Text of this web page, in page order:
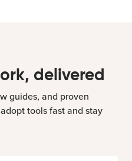
delivered
guides, and proven
tools fast and stay